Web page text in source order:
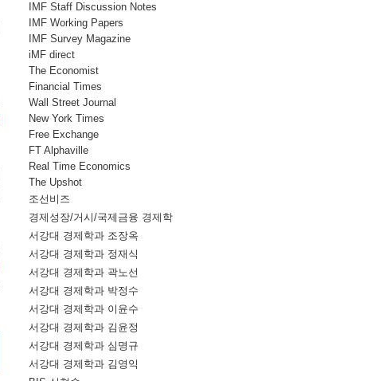
IMF Staff Discussion Notes
IMF Working Papers
IMF Survey Magazine
iMF direct
The Economist
Financial Times
Wall Street Journal
New York Times
Free Exchange
FT Alphaville
Real Time Economics
The Upshot
조선비즈
경제성장/거시/국제금융 경제학
서강대 경제학과 조장옥
서강대 경제학과 정재식
서강대 경제학과 곽노선
서강대 경제학과 박정수
서강대 경제학과 이윤수
서강대 경제학과 김윤정
서강대 경제학과 심명규
서강대 경제학과 김영익